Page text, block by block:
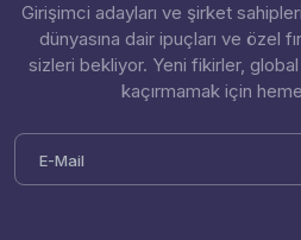
Girişimci adayları ve şirket
dünyasına dair ipuçları ve özel
sizleri bekliyor. Yeni fikirler, global
kaçırmamak için